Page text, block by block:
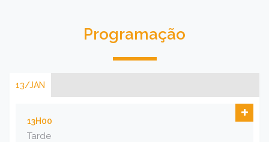
Programação
13/JAN
13H00
Tarde